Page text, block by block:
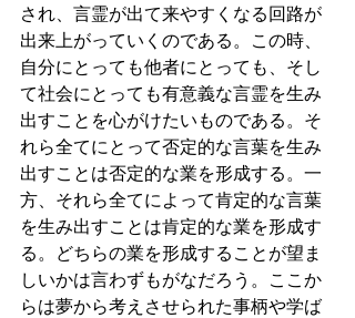
され、言霊が出て来やすくなる回路が
出来上がっていくのである。この時、
自分にとっても他者にとっても、そし
て社会にとっても有意義な言霊を生み
出すことを心がけたいものである。そ
れら全てにとって否定的な言葉を生み
出すことは否定的な業を形成する。一
方、それら全てによって肯定的な言葉
を生み出すことは肯定的な業を形成す
る。どちらの業を形成することが望ま
しいかは言わずもがなだろう。ここか
らは夢から考えさせられた事柄や学ば